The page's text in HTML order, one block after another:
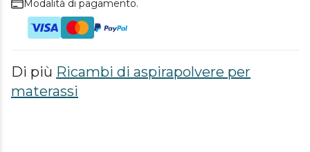
Modalità di pagamento.
Di più Ricambi di aspirapolvere per
materassi